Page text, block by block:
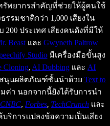
รัพยากรสำคัญที่ช่วยให้ผู้คนใช้
รรมชาติกว่า 1,000 เสียงใน
200 ประเทศ เสียงคนดังที่มีให้
Beast และ Gwyneth Paltrow
Studio มีเครื่องมือขั้นสูง
Cloning, AI Dubbing และ AI
สนุนผลิตภัณฑ์ชั้นนำด้วย Text to
า นอกจากนี้ยังได้รับการนำ
CNBC, Forbes, TechCrunch และ
บริการแปลงข้อความเป็นเสียง